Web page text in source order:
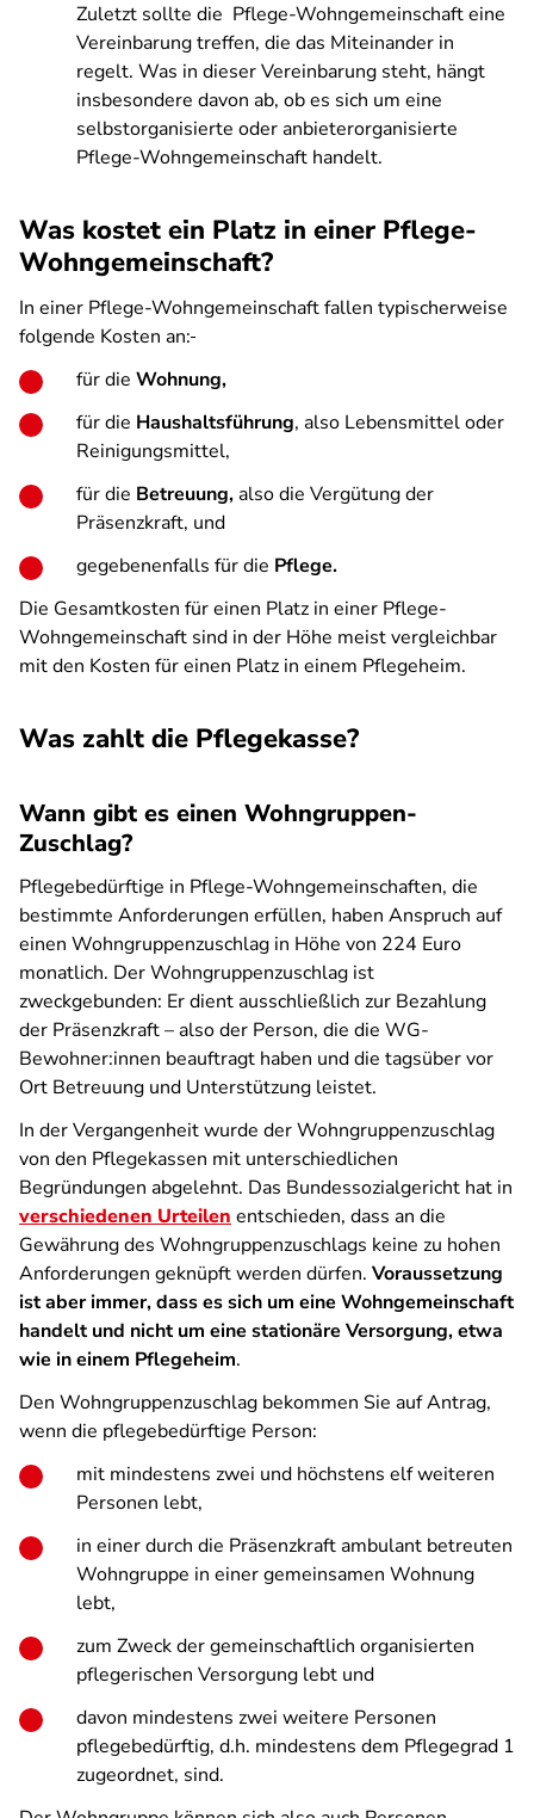
Zuletzt sollte die Pflege-Wohngemeinschaft eine
Vereinbarung treffen, die das Miteinander in
regelt. Was in dieser Vereinbarung steht, hängt
insbesondere davon ab, ob es sich um eine
selbstorganisierte oder anbieterorganisierte
Pflege-Wohngemeinschaft handelt.
Was kostet ein Platz in einer Pflege-
Wohngemeinschaft?
In einer Pflege-Wohngemeinschaft fallen typischerweise
folgende Kosten an:
für die Wohnung,
für die Haushaltsführung, also Lebensmittel oder
Reinigungsmittel,
für die Betreuung,also die Vergütung der
Präsenzkraft, und
gegebenenfalls für die Pflege.
Die Gesamtkosten für einen Platz in einer Pflege-
Wohngemeinschaft sind in der Höhe meist vergleichbar
mit den Kosten für einen Platz in einem Pflegeheim.
Was zahlt die Pflegekasse?
Wann gibt es einen Wohngruppen-
Zuschlag?
Pflegebedürftige in Pflege-Wohngemeinschaften, die
bestimmte Anforderungen erfüllen, haben Anspruch auf
einen Wohngruppenzuschlag in Höhe von 224 Euro
monatlich. Der Wohngruppenzuschlag ist
zweckgebunden: Er dient ausschließlich zur Bezahlung
der Präsenzkraft – also der Person, die die WG-
Bewohner:innen beauftragt haben und die tagsüber vor
Ort Betreuung und Unterstützung leistet.
In der Vergangenheit wurde der Wohngruppenzuschlag
von den Pflegekassen mit unterschiedlichen
Begründungen abgelehnt. Das Bundessozialgericht hat in
verschiedenen Urteilen entschieden, dass an die
Gewährung des Wohngruppenzuschlags keine zu hohen
Anforderungen geknüpft werden dürfen. Voraussetzung
ist aber immer, dass es sich um eine Wohngemeinschaft
handelt und nicht um eine stationäre Versorgung, etwa
wie in einem Pflegeheim.
Den Wohngruppenzuschlag bekommen Sie auf Antrag,
wenn die pflegebedürftige Person:
mit mindestens zwei und höchstens elf weiteren
Personen lebt,
in einer durch die Präsenzkraft ambulant betreuten
Wohngruppe in einer gemeinsamen Wohnung
lebt,
zum Zweck der gemeinschaftlich organisierten
pflegerischen Versorgung lebt und
davon mindestens zwei weitere Personen
pflegebedürftig, d.h. mindestens dem Pflegegrad 1
zugeordnet, sind.